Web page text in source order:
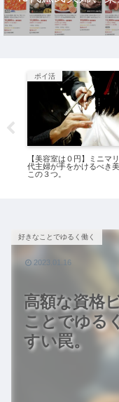
場のおすすめ返礼
選。
ポイ活
【美容室は０円】ミニマ
代主婦が手をかけるべき美
この３つ。
高額な資格
ことでゆる
すい罠。
好きなことでゆるく働く
2023.01.16